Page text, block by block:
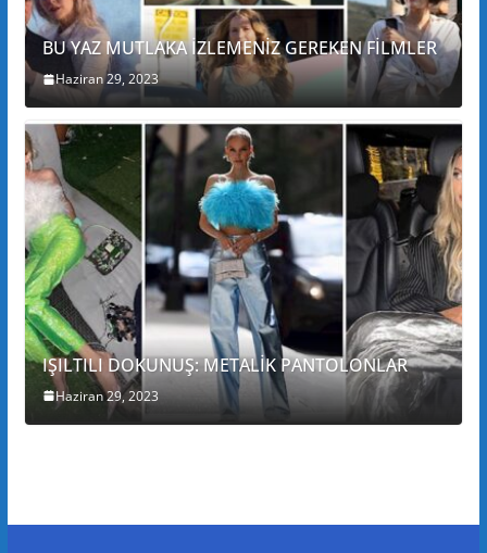
BU YAZ MUTLAKA İZLEMENİZ GEREKEN FİLMLER
Haziran 29, 2023
IŞILTILI DOKUNUŞ: METALİK PANTOLONLAR
Haziran 29, 2023